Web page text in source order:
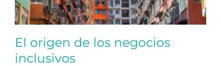
El origen de los negocios
inclusivos